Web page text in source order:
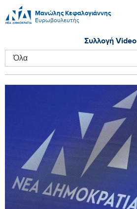
Μανώλης Κεφαλογιάννης
Ευρωβουλευτής
Συλλογή Video